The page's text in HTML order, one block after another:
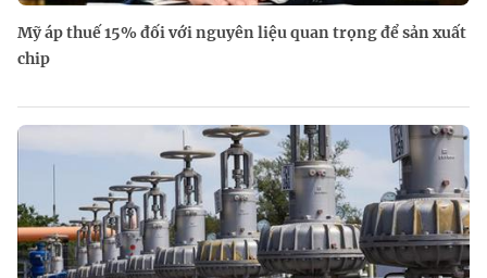
Mỹ áp thuế 15% đối với nguyên liệu quan trọng để sản xuất
chip